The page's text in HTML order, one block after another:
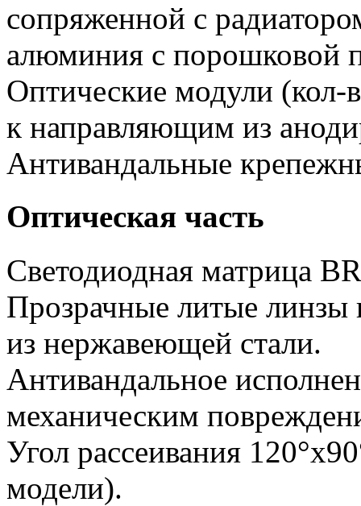
сопряженной с
алюминия с порошковой
Оптические модули (кол-
к направляющим из
Антивандальные
Оптическая часть
Светодиодная матрица
Прозрачные литые линзы
из нержавеющей стали.
Антивандальное
механическим
Угол рассеивания
модели).